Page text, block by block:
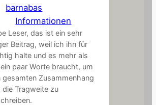
barnabas
Informationen
Leser, das ist ein sehr
Beitrag, weil ich ihn für
halte und es mehr als
paar Worte braucht, um
gesamten Zusammenhang
die Tragweite zu